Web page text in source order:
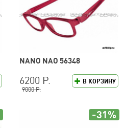
NANO NAO 56348
В КОРЗИНУ
6200 Р.
9000 Р.
-31%